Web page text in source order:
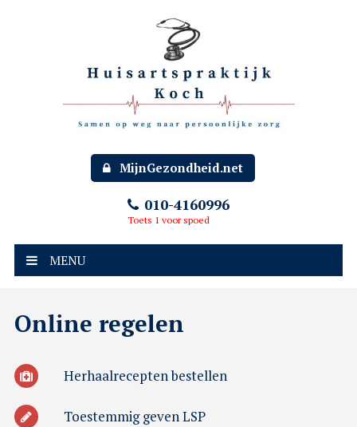
MijnGezondheid.net
010-4160996
Toets 1 voor spoed
MENU
Online regelen
Herhaalrecepten bestellen
Toestemmig geven LSP